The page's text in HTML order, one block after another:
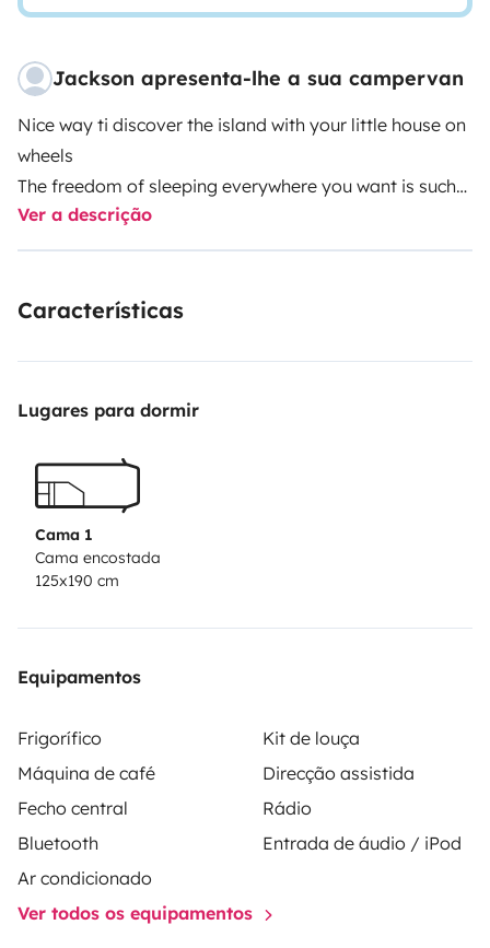
Jackson apresenta-lhe a sua campervan
Nice way ti discover the island with your little house on
wheels
The freedom of sleeping everywhere you want is such
an adventure that's will make your trio to the island
unforgettable
you, otherwise will be a penalty of 70€
● KITCHEN
● COOKING POTS COFFEE MAKER
● SOLAR PANEL
Ver a descrição
Características
Lugares para dormir
Cama 1
Cama encostada
125x190 cm
Equipamentos
Frigorífico
Kit de louça
Máquina de café
Direcção assistida
Fecho central
Rádio
Bluetooth
Entrada de áudio / iPod
Ar condicionado
Ver todos os equipamentos